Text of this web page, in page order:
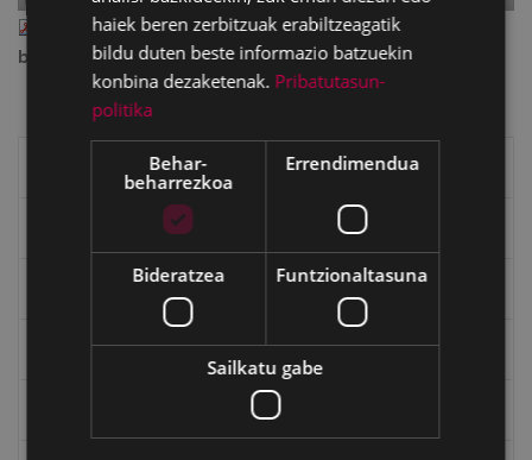
II_1953_ene_5.pdf— PDF document, 932 KB (955174
bytes)
Eibarko liburuak
Goi Argi aldizkaria
haiek beren zerbitzuak erabiltzeagatik
bildu duten beste informazio batzuekin
konbina dezaketenak. Pribatutasun-
politika
Behar-
beharrezkoa
Errendimendua
Bideratzea Funtzionaltasuna
Sailkatu gabe